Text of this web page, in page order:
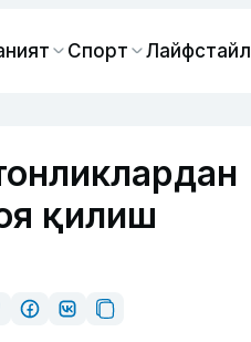
Спорт Лайфстайл
қилиш